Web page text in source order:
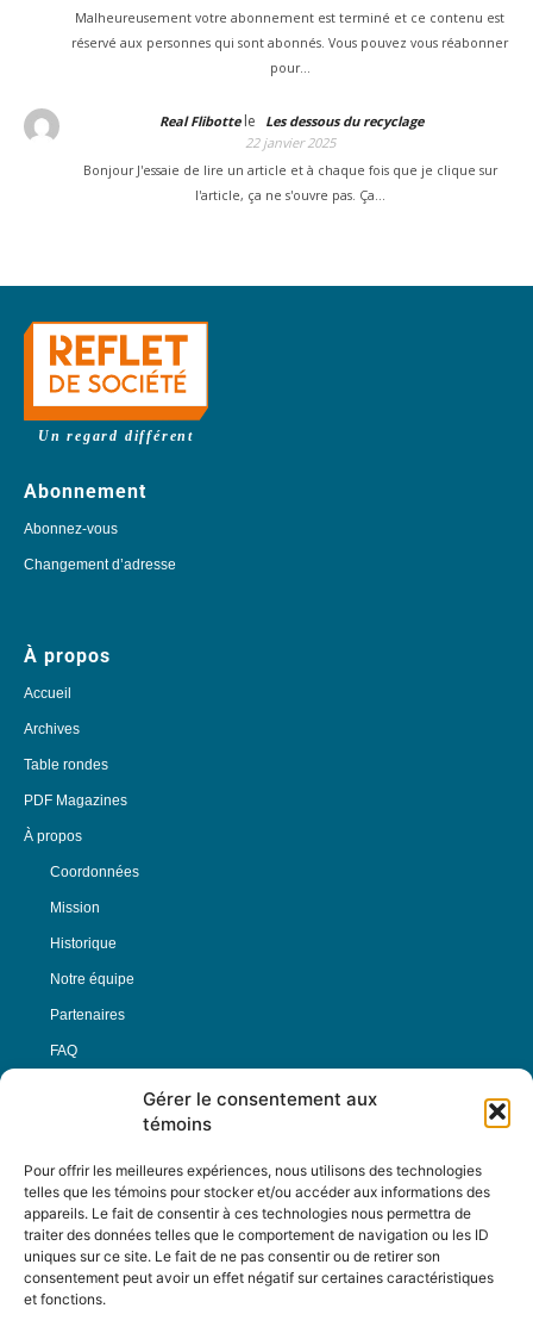
Gérer le consentement aux
témoins
Pour offrir les meilleures expériences, nous utilisons des technologies
telles que les témoins pour stocker et/ou accéder aux informations des
appareils. Le fait de consentir à ces technologies nous permettra de
traiter des données telles que le comportement de navigation ou les ID
uniques sur ce site. Le fait de ne pas consentir ou de retirer son
consentement peut avoir un effet négatif sur certaines caractéristiques
et fonctions.
Malheureusement votre abonnement est terminé et ce contenu est
réservé aux personnes qui sont abonnés. Vous pouvez vous réabonner
pour…
Real Flibottele
Les dessous du recyclage
22 janvier 2025
Bonjour J'essaie de lire un article et à chaque fois que je clique sur
l'article, ça ne s'ouvre pas. Ça…
Un regard différent
Abonnement
Abonnez-vous
Changement d’adresse
À propos
Accueil
Archives
Table rondes
PDF Magazines
À propos
Coordonnées
Mission
Historique
Notre équipe
Partenaires
FAQ
Nous Suivre